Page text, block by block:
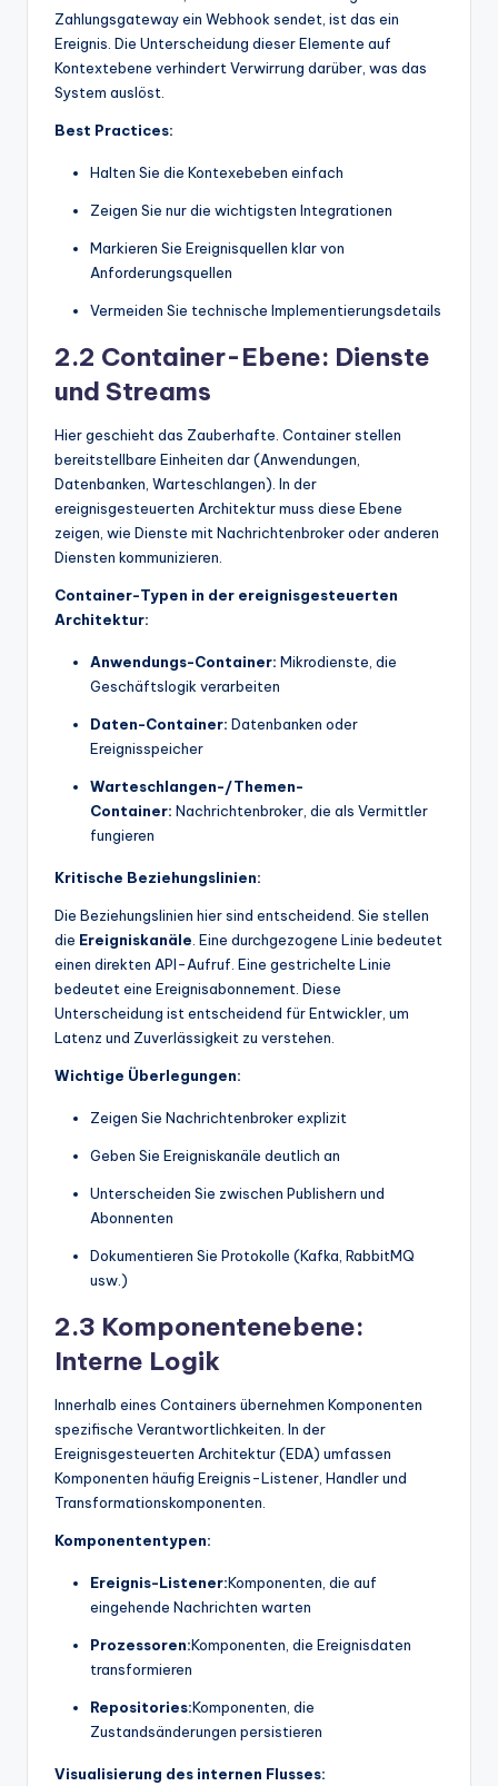
Zahlungsgateway ein Webhook sendet, ist das ein
Ereignis. Die Unterscheidung dieser Elemente auf
Kontextebene verhindert Verwirrung darüber, was das
System auslöst.
Best Practices:
Halten Sie die Kontexebeben einfach
Zeigen Sie nur die wichtigsten Integrationen
Markieren Sie Ereignisquellen klar von
Anforderungsquellen
Vermeiden Sie technische Implementierungsdetails
2.2 Container-Ebene: Dienste
und Streams
Hier geschieht das Zauberhafte. Container stellen
bereitstellbare Einheiten dar (Anwendungen,
Datenbanken, Warteschlangen). In der
ereignisgesteuerten Architektur muss diese Ebene
zeigen, wie Dienste mit Nachrichtenbroker oder anderen
Diensten kommunizieren.
Container-Typen in der ereignisgesteuerten
Architektur:
Anwendungs-Container: Mikrodienste, die
Geschäftslogik verarbeiten
Daten-Container: Datenbanken oder
Ereignisspeicher
Warteschlangen-/Themen-
Container: Nachrichtenbroker, die als Vermittler
fungieren
Kritische Beziehungslinien:
Die Beziehungslinien hier sind entscheidend. Sie stellen
die Ereigniskanäle. Eine durchgezogene Linie bedeutet
einen direkten API-Aufruf. Eine gestrichelte Linie
bedeutet eine Ereignisabonnement. Diese
Unterscheidung ist entscheidend für Entwickler, um
Latenz und Zuverlässigkeit zu verstehen.
Wichtige Überlegungen:
Zeigen Sie Nachrichtenbroker explizit
Geben Sie Ereigniskanäle deutlich an
Unterscheiden Sie zwischen Publishern und
Abonnenten
Dokumentieren Sie Protokolle (Kafka, RabbitMQ
usw.)
2.3 Komponentenebene:
Interne Logik
Innerhalb eines Containers übernehmen Komponenten
spezifische Verantwortlichkeiten. In der
Ereignisgesteuerten Architektur (EDA) umfassen
Komponenten häufig Ereignis-Listener, Handler und
Transformationskomponenten.
Komponententypen:
Ereignis-Listener:Komponenten, die auf
eingehende Nachrichten warten
Prozessoren:Komponenten, die Ereignisdaten
transformieren
Repositories:Komponenten, die
Zustandsänderungen persistieren
Visualisierung des internen Flusses: